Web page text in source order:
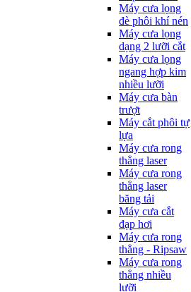
Máy cưa lọng
đè phôi khí nén
Máy cưa lọng
dạng 2 lưỡi cắt
Máy cưa lọng
ngang hợp kim
nhiều lưỡi
Máy cưa bàn
trượt
Máy cắt phôi tự
lựa
Máy cưa rong
thẳng laser
Máy cưa rong
thẳng laser
băng tải
Máy cưa cắt
đạp hơi
Máy cưa rong
thẳng - Ripsaw
Máy cưa rong
thẳng nhiều
lưỡi